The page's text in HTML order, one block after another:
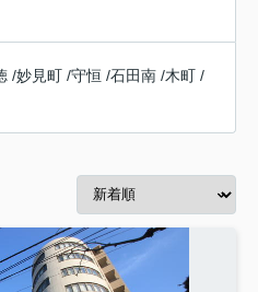
/妙見町 /守恒 /石田南 /木町 /